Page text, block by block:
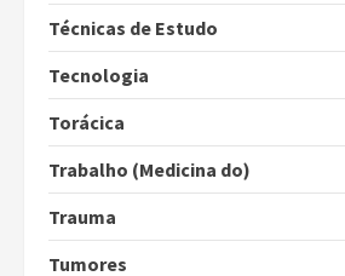
Técnicas de Estudo
Tecnologia
Torácica
Trabalho (Medicina do)
Trauma
Tumores